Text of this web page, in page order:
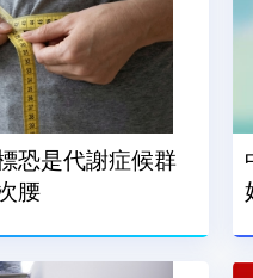
恐是代謝症候群
腰